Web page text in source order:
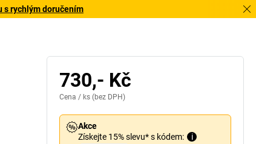
s rychlým doručením
730,- Kč
Cena / ks (bez DPH)
Akce
Získejte 15% slevu* s kódem:
i